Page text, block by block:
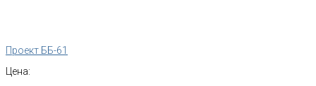
Проект ББ-61
Цена: